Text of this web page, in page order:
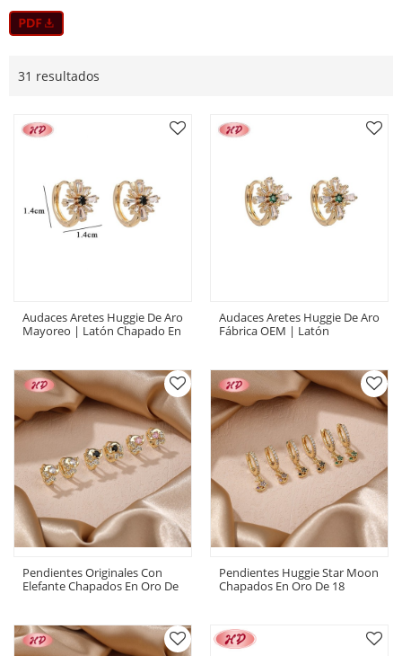
31 resultados
Audaces Aretes Huggie De Aro
Mayoreo | Latón Chapado En
Audaces Aretes Huggie De Aro
Fábrica OEM | Latón
Pendientes Originales Con
Elefante Chapados En Oro De
Aniversario
Pendientes Huggie Star Moon
Chapados En Oro De 18
Circonita Cúbica